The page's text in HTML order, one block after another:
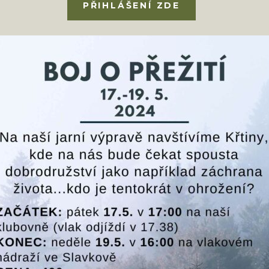
PŘIHLÁŠENÍ ZDE